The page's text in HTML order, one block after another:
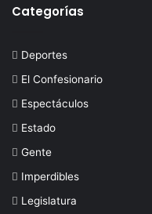
Categorías
Deportes
El Confesionario
Espectáculos
Estado
Gente
Imperdibles
Legislatura